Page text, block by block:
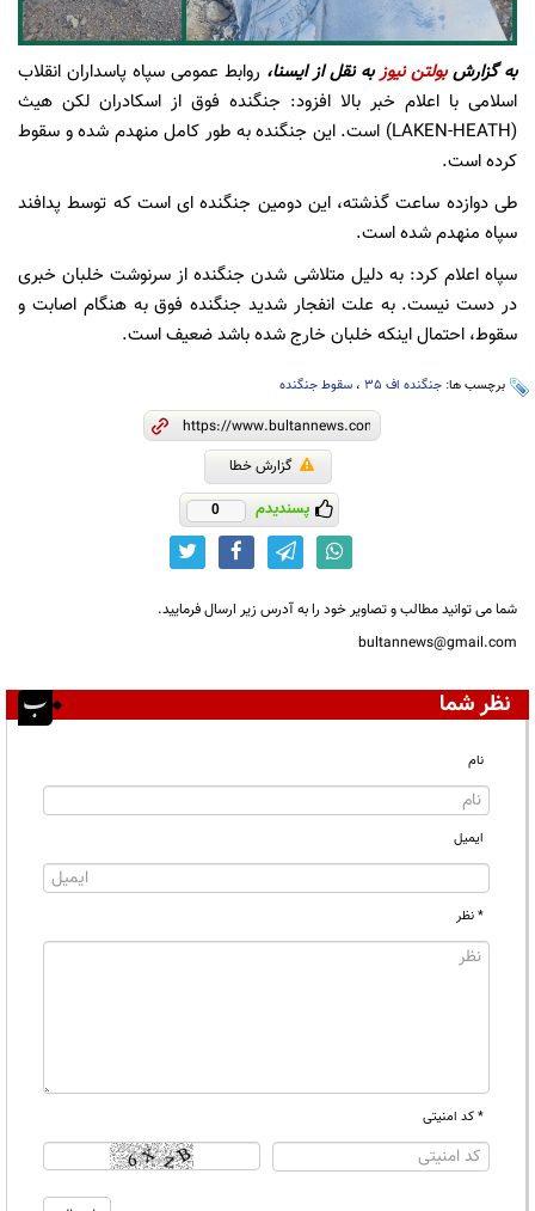
به گزارشبولتن نیوزبه نقل از ایسنا، روابط عمومی سپاه پاسداران انقلاب
اسلامی با اعلام خبر بالا افزود: جنگنده فوق از اسکادران لکن هیث
(LAKEN-HEATH) است. این جنگنده به طور کامل منهدم شده و سقوط
کرده است.
طی دوازده ساعت گذشته، این دومین جنگنده ای است که توسط پدافند
سپاه منهدم شده است.
سپاه اعلام کرد: به دلیل متلاشی شدن جنگنده از سرنوشت خلبان خبری
در دست نیست. به علت انفجار شدید جنگنده فوق به هنگام اصابت و
سقوط، احتمال اینکه خلبان خارج شده باشد ضعیف است.
برچسب ها: جنگنده اف 35 ، سقوط جنگنده
گزارش خطا
پسندیدم 0
شما می توانید مطالب و تصاویر خود را به آدرس زیر ارسال فرمایید.
bultannews@gmail.com
نظر شما
نام
ایمیل
* نظر
* کد امنیتی